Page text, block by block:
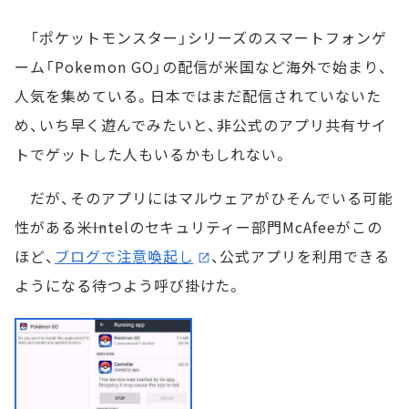
「ポケットモンスター」シリーズのスマートフォンゲ
ーム「Pokemon GO」の配信が米国など海外で始まり、
人気を集めている。日本ではまだ配信されていないた
め、いち早く遊んでみたいと、非公式のアプリ共有サイ
トでゲットした人もいるかもしれない。
だが、そのアプリにはマルウェアがひそんでいる可能
性がある――米Intelのセキュリティー部門McAfeeがこの
ほど、 ブログで注意喚起し
、公式アプリを利用できる
ようになる待つよう呼び掛けた。